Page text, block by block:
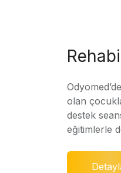
olan
destek
eğitimlerle